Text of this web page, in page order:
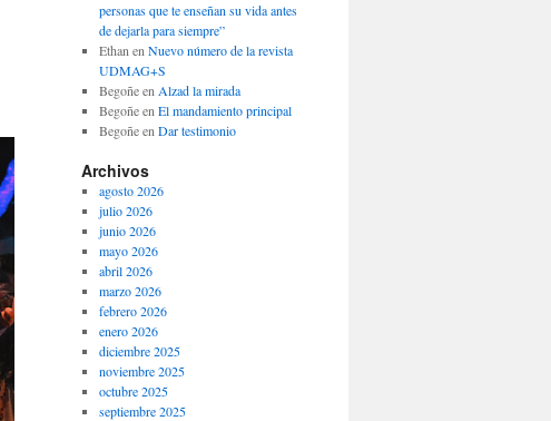
personas que te enseñan su vida antes
de dejarla para siempre”
Ethan en Nuevo número de la revista
UDMAG+S
Begoñeen Alzad la mirada
Begoñeen El mandamiento principal
Begoñeen Dar testimonio
Archivos
agosto 2026
julio 2026
junio 2026
mayo 2026
abril 2026
marzo 2026
febrero 2026
enero 2026
diciembre 2025
noviembre 2025
octubre 2025
septiembre 2025